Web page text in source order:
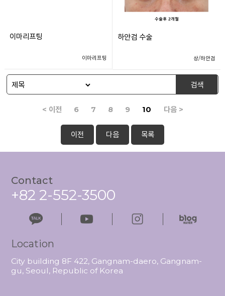
이마리프팅
이마리프팅
하안검 수술
상/하안검
검색
< 이전 6 7 8 9 10 다음 >
이전 다음 목록
Contact
+82 2-552-3500
Location
City building 8F 422, Gangnam-daero, Gangnam-
gu, Seoul, Republic of Korea